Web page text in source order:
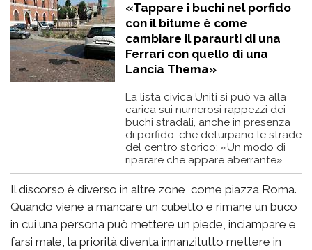
«Tappare i buchi nel porfido
con il bitume è come
cambiare il paraurti di una
Ferrari con quello di una
Lancia Thema»
La lista civica Uniti si può va alla
carica sui numerosi rappezzi dei
buchi stradali, anche in presenza
di porfido, che deturpano le strade
del centro storico: «Un modo di
riparare che appare aberrante»
Il discorso è diverso in altre zone, come piazza Roma.
Quando viene a mancare un cubetto e rimane un buco
in cui una persona può mettere un piede, inciampare e
farsi male, la priorità diventa innanzitutto mettere in